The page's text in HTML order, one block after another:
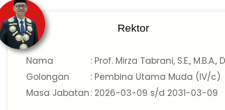
Rektor
Nama
: Prof. Mirza Tabrani, S.E., M.B.A.,
Golongan
: Pembina Utama Muda (IV/c)
Masa Jabatan: 2026-03-09 s/d 2031-03-09